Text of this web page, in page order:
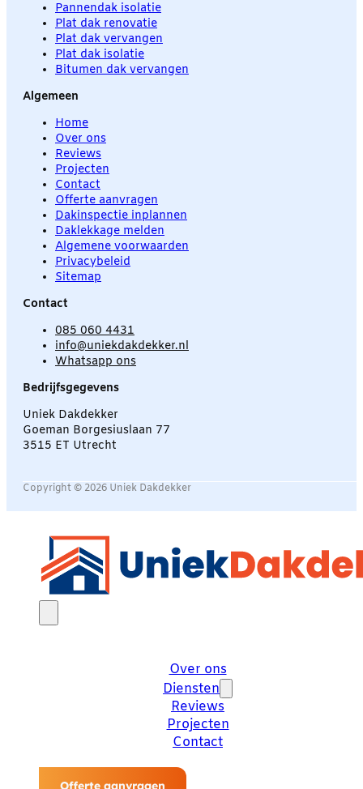
Pannendak isolatie
Plat dak renovatie
Plat dak vervangen
Plat dak isolatie
Bitumen dak vervangen
Algemeen
Home
Over ons
Reviews
Projecten
Contact
Offerte aanvragen
Dakinspectie inplannen
Daklekkage melden
Algemene voorwaarden
Privacybeleid
Sitemap
Contact
085 060 4431
info@uniekdakdekker.nl
Whatsapp ons
Bedrijfsgegevens
Uniek Dakdekker
Goeman Borgesiuslaan 77
3515 ET Utrecht
Copyright © 2026 Uniek Dakdekker
Over ons
Diensten
Reviews
Projecten
Contact
Offerte aanvragen